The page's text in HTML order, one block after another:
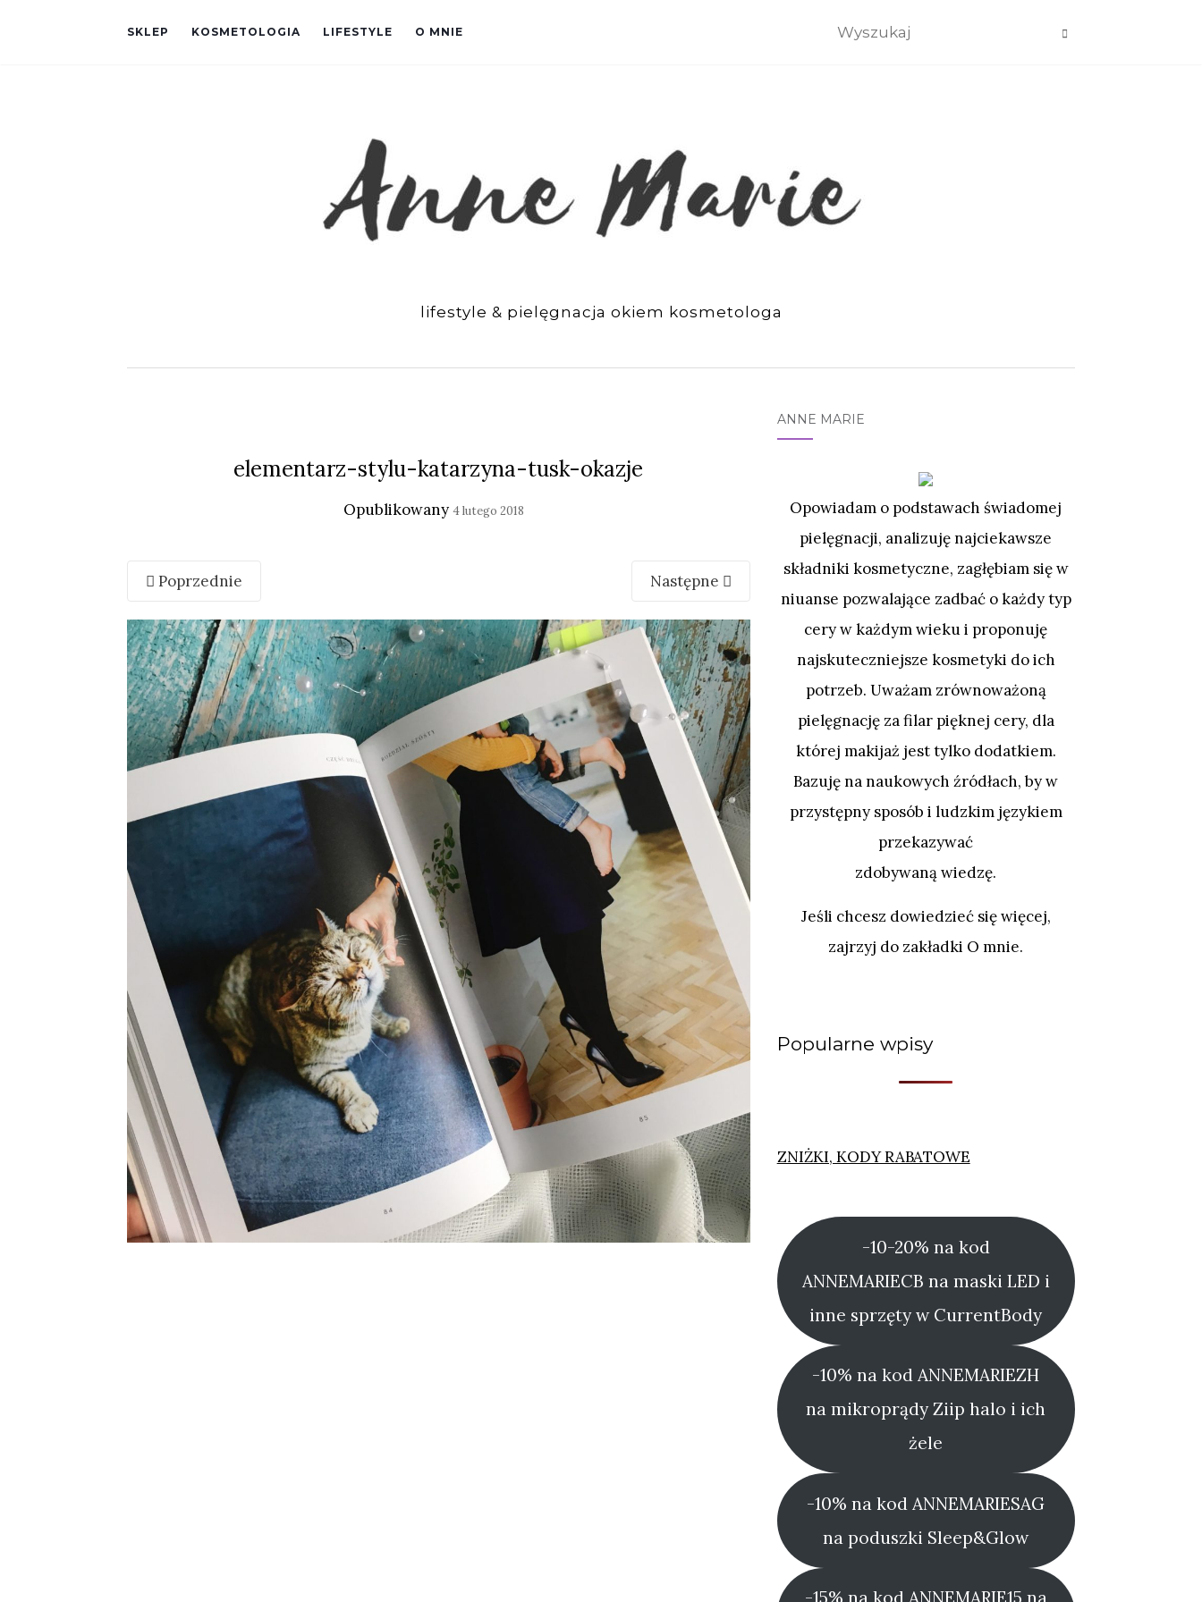
SKLEP KOSMETOLOGIA LIFESTYLE O MNIE
lifestyle & pielęgnacja okiem kosmetologa
elementarz-stylu-katarzyna-tusk-okazje
Opublikowany4 lutego 2018
Poprzednie Następne
ANNE MARIE
Opowiadam o podstawach świadomej
pielęgnacji, analizuję najciekawsze
składniki kosmetyczne, zagłębiam się w
niuanse pozwalające zadbać o każdy typ
cery w każdym wieku i proponuję
najskuteczniejsze kosmetyki do ich
potrzeb. Uważam zrównoważoną
pielęgnację za filar pięknej cery, dla
której makijaż jest tylko dodatkiem.
Bazuję na naukowych źródłach, by w
przystępny sposób i ludzkim językiem
przekazywać
zdobywaną wiedzę.
Jeśli chcesz dowiedzieć się więcej,
zajrzyj do zakładki O mnie.
Popularne wpisy
ZNIŻKI, KODY RABATOWE
-10-20% na kod
ANNEMARIECB na maski LED i
inne sprzęty w CurrentBody
-10% na kod ANNEMARIEZH
na mikroprądy Ziip halo i ich
żele
-10% na kod ANNEMARIESAG
na poduszki Sleep&Glow